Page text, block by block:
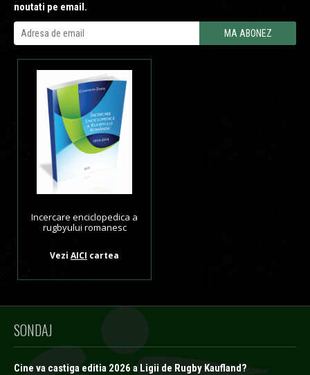
noutati pe email.
Incercare enciclopedica a
rugbyului romanesc
Vezi AICI cartea
SONDAJ
Cine va castiga editia 2026 a Ligii de Rugby Kaufland?